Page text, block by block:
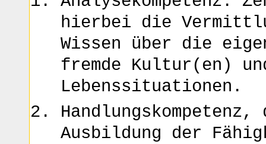
hierbei die
Wissen über die
fremde Kultur(en)
Lebenssituationen.
Ausbildung der